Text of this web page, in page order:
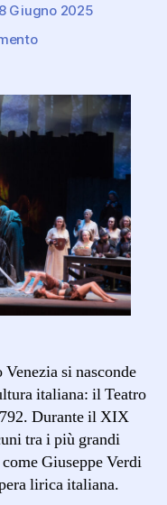
Giugno 2025
su
Venezia
si nasconde
italiana: il Teatro
Durante il XIX
tra i più grandi
Giuseppe Verdi
lirica italiana.